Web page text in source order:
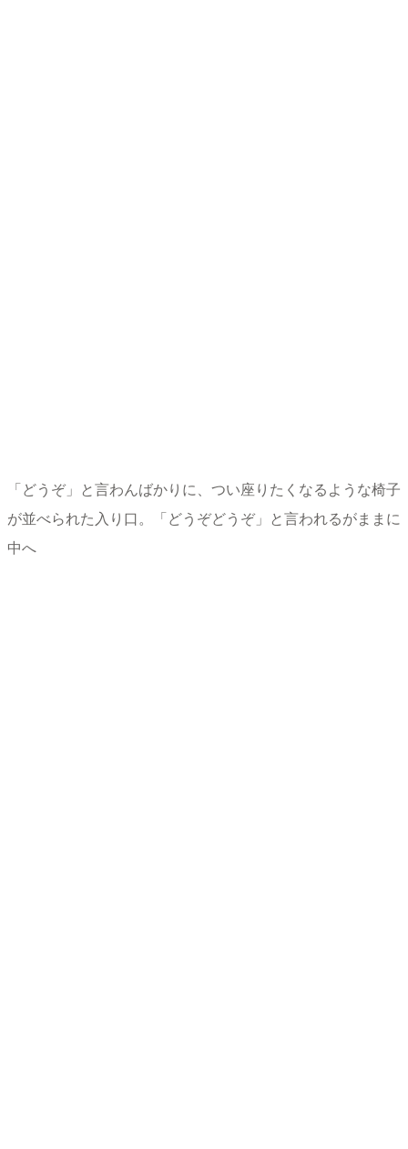
「どうぞ」と言わんばかりに、つい座りたくなるような椅子
が並べられた入り口。「どうぞどうぞ」と言われるがままに
中へ